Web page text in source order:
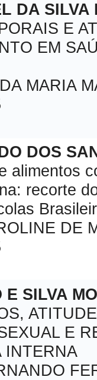
DA SILVA
E
EM
MARIA
DOS
alimentos
recorte
DE
E SILVA
E
INTERNA